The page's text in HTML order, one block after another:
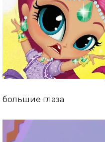
большие глаза